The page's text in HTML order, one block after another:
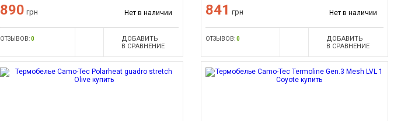
890 грн Нет в наличии
ОТЗЫВОВ:0
ДОБАВИТЬ
В СРАВНЕНИЕ
841 грн Нет в наличии
ОТЗЫВОВ:0
ДОБАВИТЬ
В СРАВНЕНИЕ